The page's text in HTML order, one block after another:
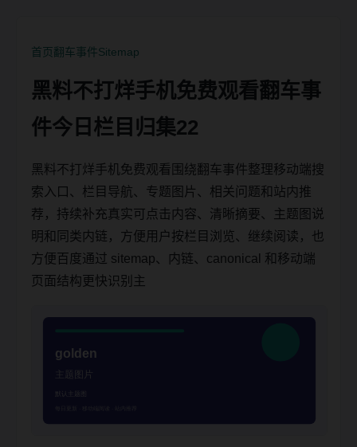
首页翻车事件Sitemap
黑料不打烊手机免费观看翻车事
件今日栏目归集22
黑料不打烊手机免费观看围绕翻车事件整理移动端搜
索入口、栏目导航、专题图片、相关问题和站内推
荐，持续补充真实可点击内容、清晰摘要、主题图说
明和同类内链，方便用户按栏目浏览、继续阅读，也
方便百度通过 sitemap、内链、canonical 和移动端
页面结构更快识别主